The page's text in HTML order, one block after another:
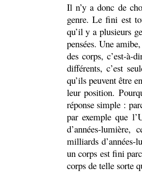
Il n’y a donc de
genre. Le fini est
qu’il y a plusieurs
pensées. Une
des corps, c’est-à-
différents, c’est
qu’ils peuvent être
leur position.
réponse simple :
par exemple que
d’années-
milliards
un corps est fini
corps de telle sorte